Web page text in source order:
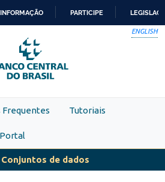
PARA
O
CONTEÚDO
PARTICIPE
ENGLISH
Frequentes Tutoriais
Conjuntos de dados